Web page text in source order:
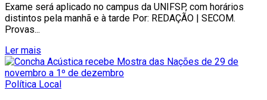
Exame será aplicado no campus da UNIFSP, com horários
distintos pela manhã e à tarde Por: REDAÇÃO | SECOM.
Provas...
Ler mais
Política Local